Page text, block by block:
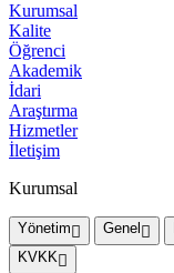
Kurumsal
Kalite
Öğrenci
Akademik
İdari
Araştırma
Hizmetler
İletişim
Kurumsal
Yönetim Genel
KVKK